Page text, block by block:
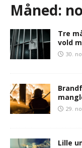
Måned:
Tre
vold
30.
29.
Lille